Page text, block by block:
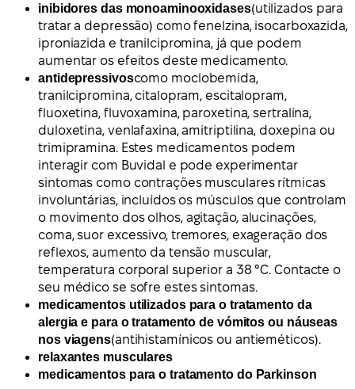
inibidores das monoaminooxidases(utilizados para
tratar a depressão) como fenelzina, isocarboxazida,
iproniazida e tranilcipromina, já que podem
aumentar os efeitos deste medicamento.
antidepressivoscomo moclobemida,
tranilcipromina, citalopram, escitalopram,
fluoxetina, fluvoxamina, paroxetina, sertralina,
duloxetina, venlafaxina, amitriptilina, doxepina ou
trimipramina. Estes medicamentos podem
interagir com Buvidal e pode experimentar
sintomas como contrações musculares rítmicas
involuntárias, incluídos os músculos que controlam
o movimento dos olhos, agitação, alucinações,
coma, suor excessivo, tremores, exageração dos
reflexos, aumento da tensão muscular,
temperatura corporal superior a 38 °C. Contacte o
seu médico se sofre estes sintomas.
medicamentos utilizados para o tratamento da
alergia e para o tratamento de vómitos ou náuseas
nos viagens(antihistamínicos ou antieméticos).
relaxantes musculares
medicamentos para o tratamento do Parkinson